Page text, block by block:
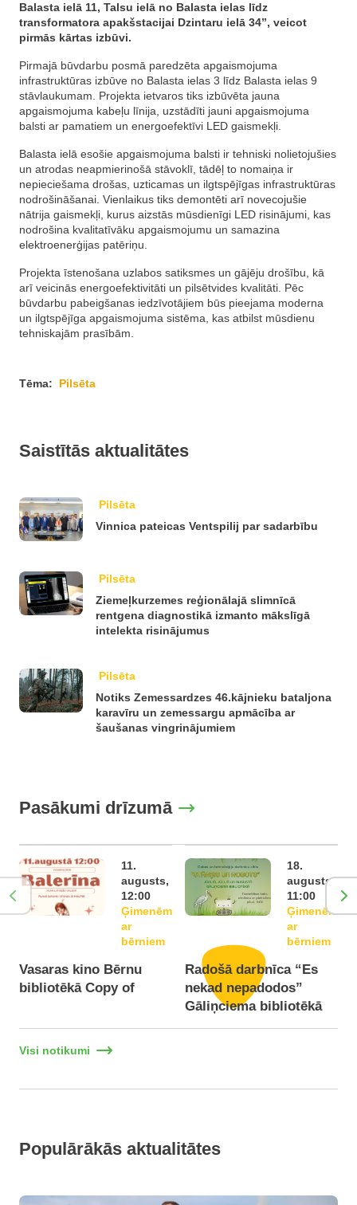
Balasta ielā 11, Talsu ielā no Balasta ielas līdz
transformatora apakšstacijai Dzintaru ielā 34”, veicot
pirmās kārtas izbūvi.
Pirmajā būvdarbu posmā paredzēta apgaismojuma
infrastruktūras izbūve no Balasta ielas 3 līdz Balasta ielas 9
stāvlaukumam. Projekta ietvaros tiks izbūvēta jauna
apgaismojuma kabeļu līnija, uzstādīti jauni apgaismojuma
balsti ar pamatiem un energoefektīvi LED gaismekļi.
Balasta ielā esošie apgaismojuma balsti ir tehniski nolietojušies
un atrodas neapmierinošā stāvoklī, tādēļ to nomaiņa ir
nepieciešama drošas, uzticamas un ilgtspējīgas infrastruktūras
nodrošināšanai. Vienlaikus tiks demontēti arī novecojušie
nātrija gaismekļi, kurus aizstās mūsdienīgi LED risinājumi, kas
nodrošina kvalitatīvāku apgaismojumu un samazina
elektroenerģijas patēriņu.
Projekta īstenošana uzlabos satiksmes un gājēju drošību, kā
arī veicinās energoefektivitāti un pilsētvides kvalitāti. Pēc
būvdarbu pabeigšanas iedzīvotājiem būs pieejama moderna
un ilgtspējīga apgaismojuma sistēma, kas atbilst mūsdienu
tehniskajām prasībām.
Tēma: Pilsēta
Saistītās aktualitātes
Pilsēta
Vinnica pateicas Ventspilij par sadarbību
Pilsēta
Ziemeļkurzemes reģionālajā slimnīcā
rentgena diagnostikā izmanto mākslīgā
intelekta risinājumus
Pilsēta
Notiks Zemessardzes 46.kājnieku bataljona
karavīru un zemessargu apmācība ar
šaušanas vingrinājumiem
Pasākumi drīzumā
11.
augusts,
12:00
Ģimenēm
ar
bērniem
Vasaras kino Bērnu
bibliotēkā Copy of
18.
augusts,
11:00
Ģimenēm
ar
bērniem
Radošā darbnīca “Es
nekad nepadodos”
Gāliņciema bibliotēkā
Visi notikumi
Populārākās aktualitātes